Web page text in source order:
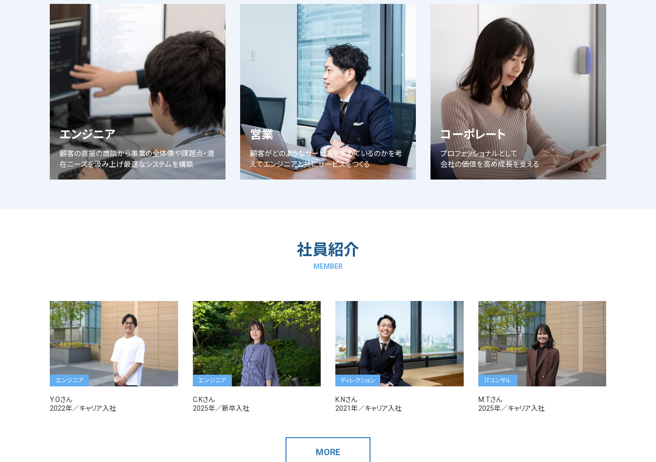
エンジニア
顧客の直接の商談から事業の全体像や課題点・潜
在ニーズを汲み上げ最適なシステムを構築
営業
顧客がどのようなサービスを求めているのかを考
えてエンジニアと共にサービスをつくる
コーポレート
プロフェッショナルとして
会社の価値を高め成長を支える
社員紹介
MEMBER
エンジニア
Y.Oさん
2022年／キャリア入社
エンジニア
C.Kさん
2025年／新卒入社
ディレクション
K.Nさん
2021年／キャリア入社
ITコンサル
M.Tさん
2025年／キャリア入社
MORE